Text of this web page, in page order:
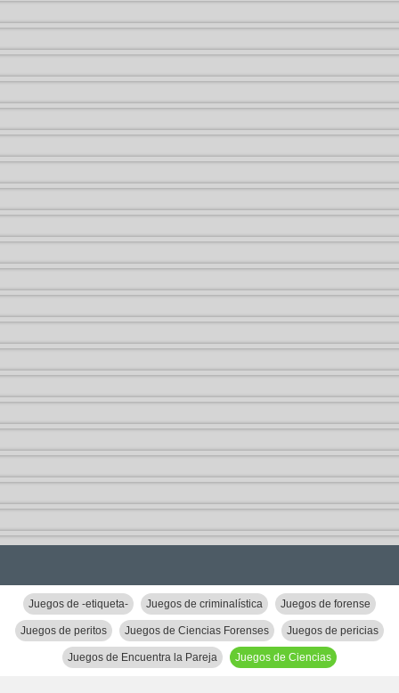
Juegos de -etiqueta- Juegos de criminalística Juegos de forense
Juegos de peritos Juegos de Ciencias Forenses Juegos de pericias
Juegos de Encuentra la Pareja Juegos de Ciencias